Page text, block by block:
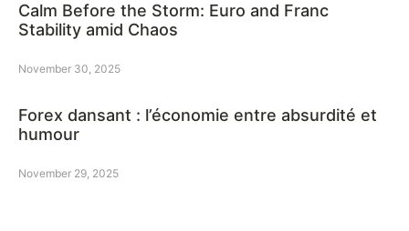
Calm Before the Storm: Euro and Franc
Stability amid Chaos
November 30, 2025
Forex dansant : l’économie entre absurdité et
humour
November 29, 2025